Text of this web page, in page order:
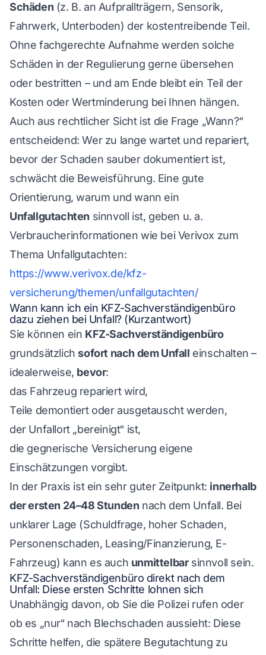
Schäden (z. B. an Aufprallträgern, Sensorik,
Fahrwerk, Unterboden) der kostentreibende Teil.
Ohne fachgerechte Aufnahme werden solche
Schäden in der Regulierung gerne übersehen
oder bestritten – und am Ende bleibt ein Teil der
Kosten oder Wertminderung bei Ihnen hängen.
Auch aus rechtlicher Sicht ist die Frage „Wann?“
entscheidend: Wer zu lange wartet und repariert,
bevor der Schaden sauber dokumentiert ist,
schwächt die Beweisführung. Eine gute
Orientierung, warum und wann ein
Unfallgutachten sinnvoll ist, geben u. a.
Verbraucherinformationen wie bei Verivox zum
Thema Unfallgutachten:
https://www.verivox.de/kfz-
versicherung/themen/unfallgutachten/
Wann kann ich ein KFZ-Sachverständigenbüro
dazu ziehen bei Unfall? (Kurzantwort)
Sie können ein KFZ-Sachverständigenbüro
grundsätzlichsofort nach dem Unfall einschalten –
idealerweise, bevor:
das Fahrzeug repariert wird,
Teile demontiert oder ausgetauscht werden,
der Unfallort „bereinigt“ ist,
die gegnerische Versicherung eigene
Einschätzungen vorgibt.
In der Praxis ist ein sehr guter Zeitpunkt: innerhalb
der ersten 24–48 Stunden nach dem Unfall. Bei
unklarer Lage (Schuldfrage, hoher Schaden,
Personenschaden, Leasing/Finanzierung, E-
Fahrzeug) kann es auch unmittelbarsinnvoll sein.
KFZ-Sachverständigenbüro direkt nach dem
Unfall: Diese ersten Schritte lohnen sich
Unabhängig davon, ob Sie die Polizei rufen oder
ob es „nur“ nach Blechschaden aussieht: Diese
Schritte helfen, die spätere Begutachtung zu